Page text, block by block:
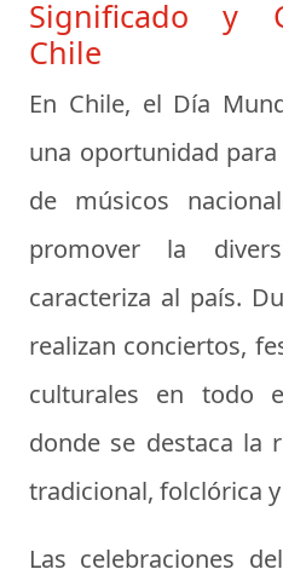
Significado y
Chile
En Chile, el Día
una oportunidad
de músicos
promover la
caracteriza al país.
realizan conciertos,
culturales en todo
donde se destaca la
tradicional, folclórica
Las celebraciones